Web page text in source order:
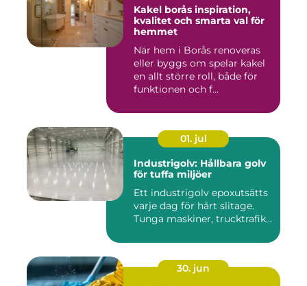
Kakel borås inspiration,
kvalitet och smarta val för
hemmet
När hem i Borås renoveras
eller byggs om spelar kakel
en allt större roll, både för
funktionen och f...
01. jul
Industrigolv: Hållbara golv
för tuffa miljöer
Ett industrigolv epoxutsätts
varje dag för hårt slitage.
Tunga maskiner, trucktrafik...
30. jun